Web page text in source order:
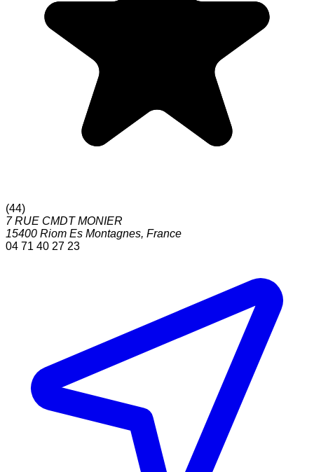
(44)
7 RUE CMDT MONIER
15400 Riom Es Montagnes, France
04 71 40 27 23